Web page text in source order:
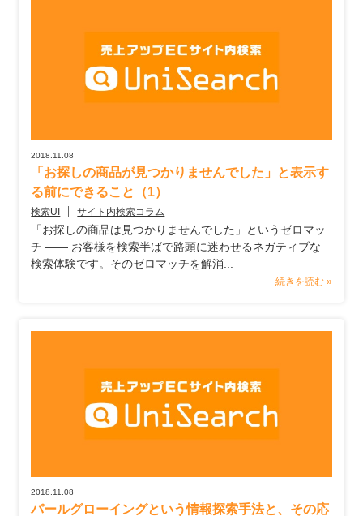
2018.11.08
「お探しの商品が見つかりませんでした」と表示す
る前にできること（1）
検索UI サイト内検索コラム
「お探しの商品は見つかりませんでした」というゼロマッ
チ ―― お客様を検索半ばで路頭に迷わせるネガティブな
検索体験です。そのゼロマッチを解消...
続きを読む »
2018.11.08
パールグローイングという情報探索手法と、その応